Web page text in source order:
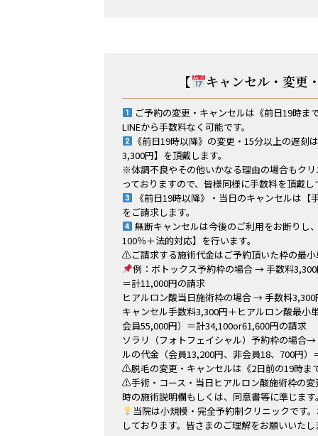
【 キャンセル・変更
ご予約の変更・キャンセルは《前日19時ま
LINEから手数料なく可能です。
《前日19時以降》の変更・15分以上の遅刻
3,300円】を頂戴します。
※体調不良やその他いかなる理由の場合もク
っておりますので、皆様同様に手数料を頂戴し
《前日19時以降》・当日のキャンセルは
をご請求します。
無断キャンセルは今後のご利用をお断りし
100％＋法的対応】を行います。
⚠ご請求する施術代金はご予約頂いた枠の最
例：ボトックス予約枠の場合 → 手数料
＝計11,000円の請求
ヒアルロン酸当日施術枠の場合 → 手数料
キャンセル手数料3,300円＋ヒアルロン酸最小
会員55,000円）＝計34,100or61,600円の請求
ソラリ（フォトフェイシャル）予約枠の場合
ルの代金（会員13,200円、非会員18、700円
⚠脱毛の変更・キャンセルは《2日前の19時ま
⚠手術・コース・当日ヒアルロン酸施術枠の
時の施術説明欄もしくは、同意書等に準じます
当院は小規模・完全予約制クリニックです
しております。皆さまのご理解をお願いいたし